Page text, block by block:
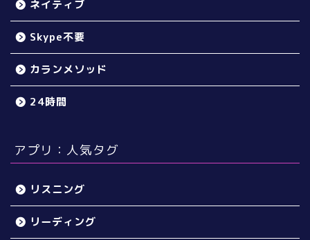
ネイティブ
Skype不要
カランメソッド
24時間
アプリ：人気タグ
リスニング
リーディング